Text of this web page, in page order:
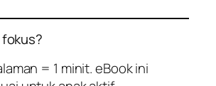
= 1 minit. eBook ini